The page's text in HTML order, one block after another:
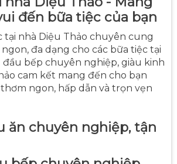
đến bữa tiệc của bạn
tại nhà Diệu Thảo chuyên cung
đa dạng cho các bữa tiệc tại
đầu bếp chuyên nghiệp, giàu kinh
cam kết mang đến cho bạn
ngon, hấp dẫn và trọn vẹn
ăn chuyên nghiệp, tận